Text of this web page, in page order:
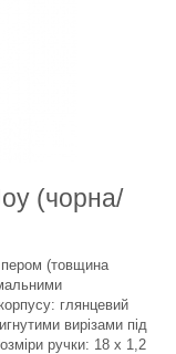
(чорна/
(товщина
глянцевий
вирізами під
ручки: 18 х 1,2